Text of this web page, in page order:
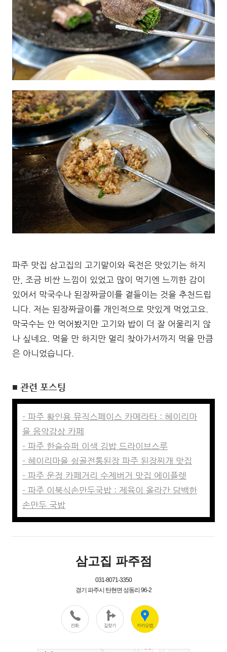
파주 맛집 삼고집의 고기말이와 육전은 맛있기는 하지
만, 조금 비싼 느낌이 있었고 많이 먹기엔 느끼한 감이
있어서 막국수나 된장짜글이를 곁들이는 것을 추천드립
니다. 저는 된장짜글이를 개인적으로 맛있게 먹었고요.
막국수는 안 먹어봤지만 고기와 밥이 더 잘 어울리지 않
나 싶네요. 먹을 만 하지만 멀리 찾아가서까지 먹을 만큼
은 아니었습니다.
■ 관련 포스팅
- 파주 황인용 뮤직스페이스 카메라타 : 헤이리마
을 음악감상 카페
- 파주 한슬슈퍼 이색 김밥 드라이브스루
- 헤이리마을 쉼골전통된장 파주 된장찌개 맛집
- 파주 운정 카페거리 수제버거 맛집 에이플렛
- 파주 이북식손만두국밥 : 제육이 올라간 담백한
손만두 국밥